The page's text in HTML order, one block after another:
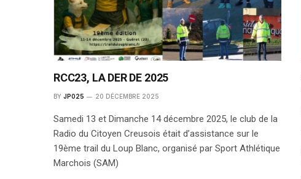
RCC23, LA DER DE 2025
BY JP025 20 DÉCEMBRE 2025
Samedi 13 et Dimanche 14 décembre 2025, le club de la
Radio du Citoyen Creusois était d’assistance sur le
19ème trail du Loup Blanc, organisé par Sport Athlétique
Marchois (SAM)